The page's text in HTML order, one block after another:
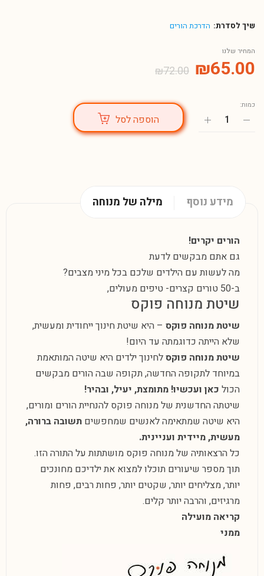
שיך לסדרת: הדרכת הורים
המחיר שלנו
₪72.00 ₪65.00
כמות:
הוספה לסל
מילה של מנוחה מידע נוסף
הורים יקרים!
גם אתם מבקשים לדעת
מה לעשות עם הילדים שלכם בכל מיני מצבים?
ב-50 טורים קצרים- טיפים מעולים,
שיטת מנוחה פוקס
שיטת מנוחה פוקס – היא שיטת חינוך ייחודית ומעשית,
שלא הייתה כדוגמתה עד היום!
שיטת מנוחה פוקסלחינוך ילדים היא שיטה המותאמת
במיוחד לתקופה החדשה, תקופה שבה הורים מבקשים
הכול כאן ועכשיו! מתומצת, יעיל, ובהיר!
שיטתה החדשנית של מנוחה פוקס להנחיית הורים ומורים,
היא שיטה שמתאימה לאנשים שמחפשים תשובה ברורה,
מעשית, מיידית ועניינית.
כל הרצאותיה של מנוחה פוקס מושתתות על התורה הזו.
תוך מספר שיעורים תוכלו למצוא את ילדיכם מחונכים
יותר, מצליחים יותר, שקטים יותר, פחות רבים, פחות
מרגיזים, והרבה יותר קלים.
קריאה מועילה
ממני